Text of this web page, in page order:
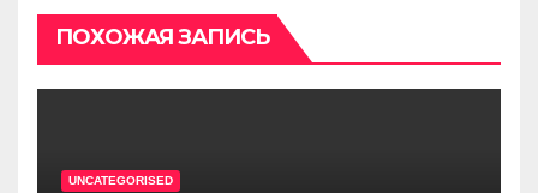
ПОХОЖАЯ ЗАПИСЬ
UNCATEGORISED